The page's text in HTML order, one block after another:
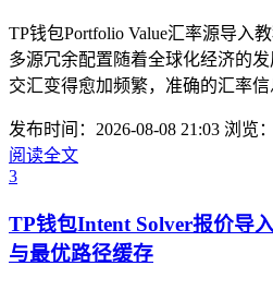
TP钱包Portfolio Value汇率源导入
多源冗余配置随着全球化经济的
交汇变得愈加频繁，准确的汇率
发布时间：2026-08-08 21:03 浏览
阅读全文
3
TP钱包Intent Solver报价导
与最优路径缓存